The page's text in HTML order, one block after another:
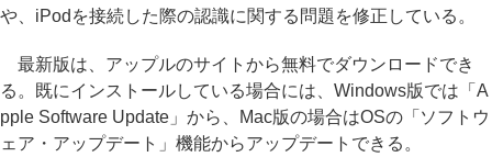
や、iPodを接続した際の認識に関する問題を修正している。
最新版は、アップルのサイトから無料でダウンロードでき
る。既にインストールしている場合には、Windows版では「A
pple Software Update」から、Mac版の場合はOSの「ソフトウ
ェア・アップデート」機能からアップデートできる。